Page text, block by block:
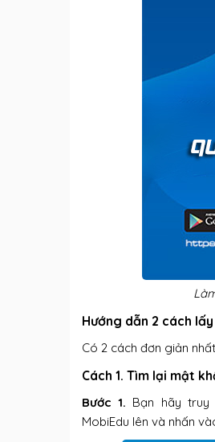
Hướng dẫn 2 cách
Có 2 cách đơn giản
Cách 1. Tìm lại mật
Bước 1. Bạn hãy
MobiEdu lên và nhấn